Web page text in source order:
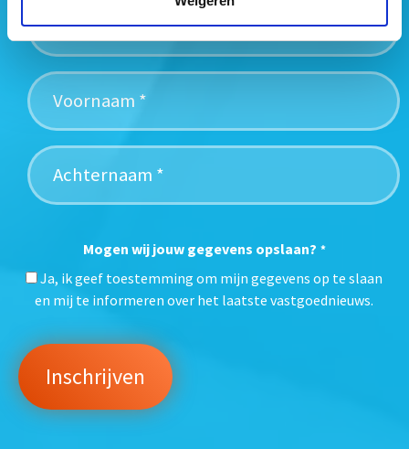
Mogen wij jouw gegevens opslaan? *
Ja, ik geef toestemming om mijn gegevens op te slaan
en mij te informeren over het laatste vastgoednieuws.